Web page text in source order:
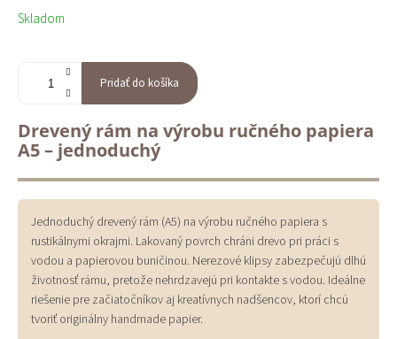
Jednotková
cena:
Skladom
Pridať do košíka
Drevený rám na výrobu ručného papiera
A5 – jednoduchý
Jednoduchý drevený rám (A5) na výrobu ručného papiera s
rustikálnymi okrajmi. Lakovaný povrch chráni drevo pri práci s
vodou a papierovou buničinou. Nerezové klipsy zabezpečujú dlhú
životnosť rámu, pretože nehrdzavejú pri kontakte s vodou. Ideálne
riešenie pre začiatočníkov aj kreatívnych nadšencov, ktorí chcú
tvoriť originálny handmade papier.